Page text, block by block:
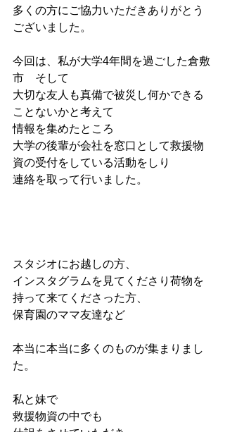
多くの方にご協力いただきありがとう
ございました。
今回は、私が大学4年間を過ごした倉敷
市　そして
大切な友人も真備で被災し何かできる
ことないかと考えて
情報を集めたところ
大学の後輩が会社を窓口として救援物
資の受付をしている活動をしり
連絡を取って行いました。
スタジオにお越しの方、
インスタグラムを見てくださり荷物を
持って来てくださった方、
保育園のママ友達など
本当に本当に多くのものが集まりまし
た。
私と妹で
救援物資の中でも